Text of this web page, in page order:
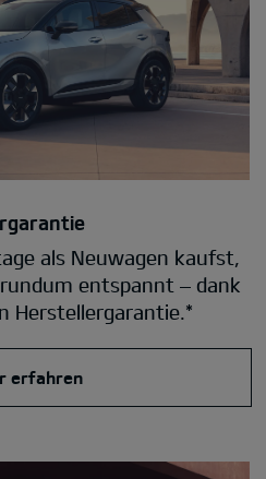
als Neuwagen kaufst,
entspannt – dank
Herstellergarantie.*
erfahren